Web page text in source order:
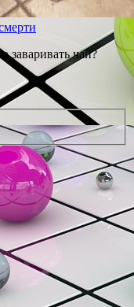
заваривать чай?